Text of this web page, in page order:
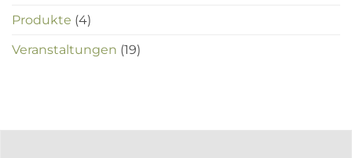
Produkte (4)
Veranstaltungen (19)